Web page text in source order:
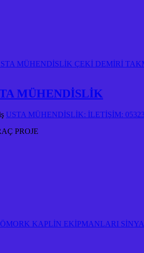
MÜHENDİSLİK ÇEKİ DEMİRİ
MÜHENDİSLİK
USTA MÜHENDİSLİK: İLETİŞİM:
PROJE
KAPLİN EKİPMANLARI